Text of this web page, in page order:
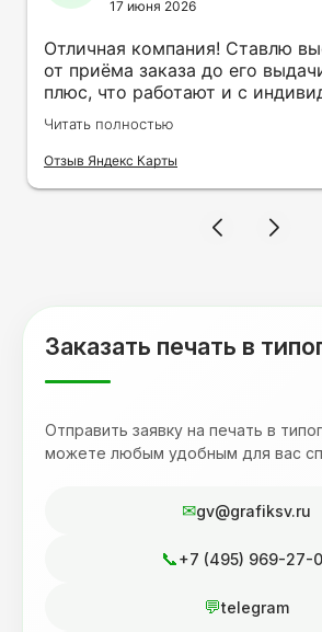
17 июня 2026
Отличная компания! Ставлю
от приёма заказа до его
плюс, что работают и с
заказами. Нелбходимо было
на кружку в подарок. Заказ
оперативно и ооочень красиво,
терпеливость, отвечала на
Читать полностью
Отзыв Яндекс Карты
Заказать печать в
Отправить заявку на печать в
можете любым удобным для вас
gv@grafiksv.ru
+7 (495) 969-27-
telegram